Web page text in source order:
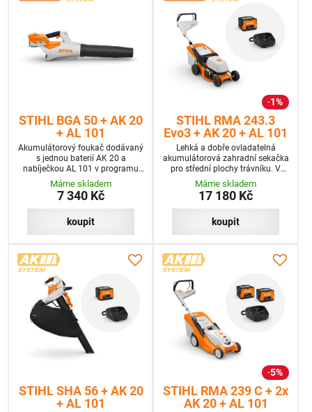
STIHL BGA 50 + AK 20
+ AL 101
Akumulátorový foukač dodávaný
s jednou baterií AK 20 a
nabíječkou AL 101 v programu
SET
Máme skladem
7 340 Kč
koupit
1%
STIHL RMA 243.3
Evo3 + AK 20 + AL 101
Lehká a dobře ovladatelná
akumulátorová zahradní sekačka
pro střední plochy trávníku. V
sadě s 1 baterie a nabíječkou, bez
pohonu kol.
Máme skladem
17 180 Kč
koupit
STIHL SHA 56 + AK 20
+ AL 101
5%
STIHL RMA 239 C + 2x
AK 20 + AL 101